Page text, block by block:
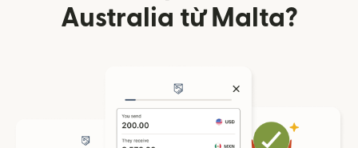
Australia từ Malta?